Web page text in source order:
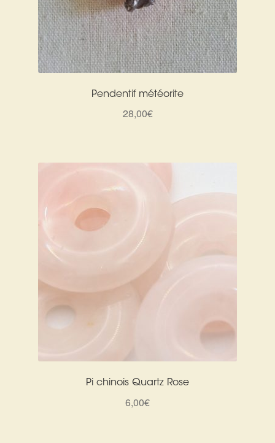
Pendentif météorite
28,00€
Pi chinois Quartz Rose
6,00€